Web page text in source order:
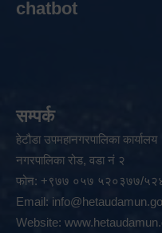
chatbot
सम्पर्क
हेटौडा उपमहानगरपालिका कार्यालय
नगरपालिका रोड, वडा नं २
फोन: +९७७ ०५७ ५२०३७७/
Email:
Website: